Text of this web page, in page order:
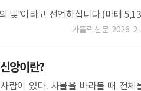
빛”이라고 선언하십니다.(마태
세상을 밝힙니다. 그리스도인의 삶
가톨릭신문 2026-
앙이란?
람이 있다. 사물을 바라볼 때 전체